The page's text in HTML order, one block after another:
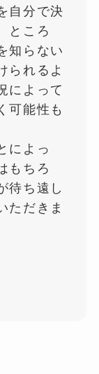
自分で決
ところ
知らない
られるよ
によって
可能性も
によっ
もちろ
待ち遠し
ただきま